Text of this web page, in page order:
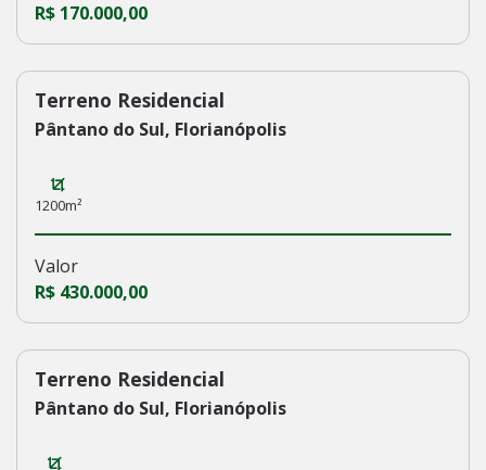
R$ 170.000,00
219
Terreno Residencial
Pântano do Sul, Florianópolis
1200m²
Valor
R$ 430.000,00
216
Terreno Residencial
Pântano do Sul, Florianópolis